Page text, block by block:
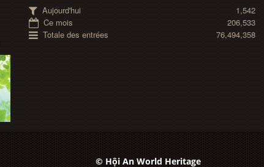
Aujourd'hui
1,542
Ce mois
206,533
Totale des entrées
76,494,358
© Hội An World Heritage